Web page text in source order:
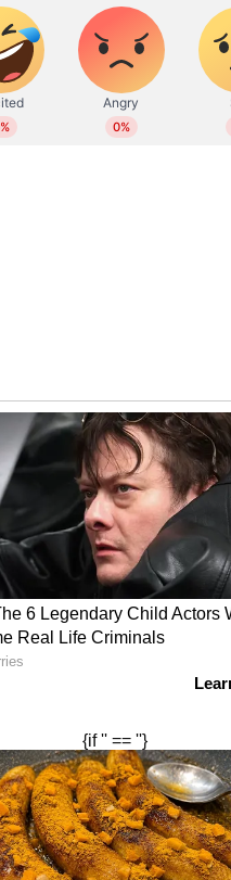
നടന്നു. 7.30 ന്
മല്‍ഹോത്രയുടെ
വിവാദ
ഇന്ദു മൽഹോത്ര
വെച്ച് ഒരുകൂട്ടം
നന്ദി
സ്വത്തുക്കളുടെ
പറ‍ഞ്ഞത് ജസ്റ്റിസ്
സർക്കാർ